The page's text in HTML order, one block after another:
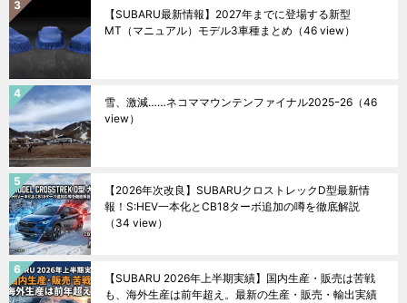
【SUBARU最新情報】2027年までに登場する新型
MT（マニュアル）モデル3車種まとめ （46 view）
雪、激減……ネコママウンテンファイナル2025ｰ26 （46
view）
【2026年次改良】SUBARUクロストレックD型最新情
報！S:HEV一本化とCB18ターボ追加の噂を徹底解説
（34 view）
【SUBARU 2026年上半期実績】国内生産・販売は苦戦
も、海外生産は前年超え。最新の生産・販売・輸出実績